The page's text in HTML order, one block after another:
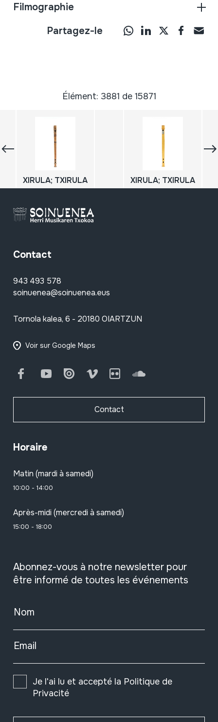
Filmographie
Partagez-le
Élément: 3881 de 15871
XIRULA; TXIRULA XIRULA; TXIRULA
Contact
943 493 578
soinuenea@soinuenea.eus
Tornola kalea, 6 - 20180 OIARTZUN
Voir sur Google Maps
FacebookYoutube Issuu Vimeo Flickr SoundCloud
Contact
Horaire
Matin (mardi à samedi)
10:00 - 14:00
Après-midi (mercredi à samedi)
15:00 - 18:00
Abonnez-vous à notre newsletter pour
être informé de toutes les événements
Nom
Email
Je l'ai lu et accepté la Politique de
Privacité